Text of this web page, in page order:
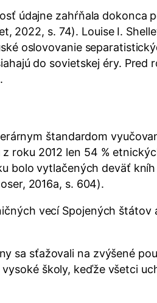
údajne zahŕňala
2022, s. 74). Louise I.
oslovovanie
do sovietskej éry.
štandardom
roku 2012 len 54 %
bolo vytlačených deväť
2016a, s. 604).
vecí Spojených
sa sťažovali na zvýšené
školy, keďže všetci